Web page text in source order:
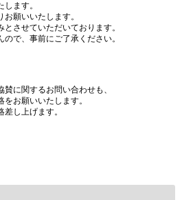
ます。
願いいたします。
させていただいております。
で、事前にご了承ください。
に関するお問い合わせも、
お願いいたします。
し上げます。